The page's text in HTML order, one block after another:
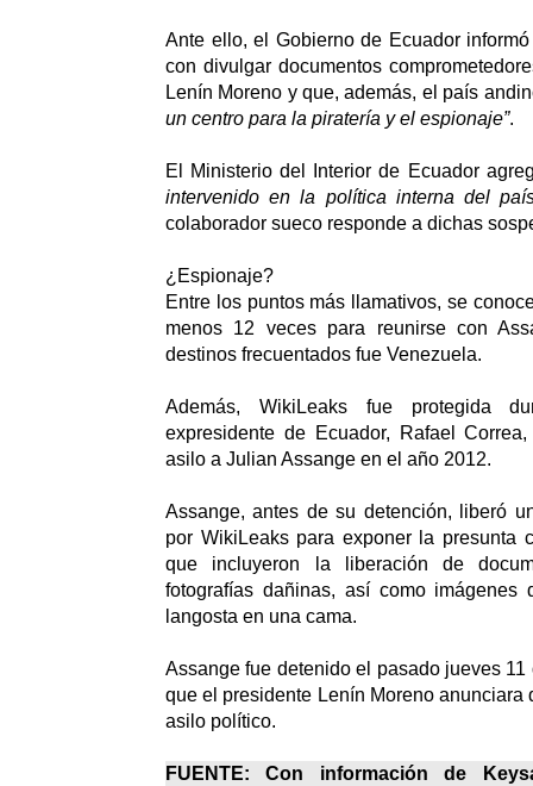
Ante ello, el Gobierno de Ecuador
con divulgar documentos
Lenín Moreno y que, además, el país
un centro para la piratería y el espionaje”.
El Ministerio del Interior de Ecuador
intervenido en la política interna del
colaborador sueco responde a dichas
¿Espionaje?
Entre los puntos más llamativos, se
menos 12 veces para reunirse con
destinos frecuentados fue Venezuela.
Además, WikiLeaks fue protegida
expresidente de Ecuador, Rafael
asilo a Julian Assange en el año 2012.
Assange, antes de su detención, liberó
por WikiLeaks para exponer la presunta
que incluyeron la liberación de
fotografías dañinas, así como imágenes
langosta en una cama.
Assange fue detenido el pasado jueves
que el presidente Lenín Moreno anunciara
asilo político.
FUENTE: Con información de